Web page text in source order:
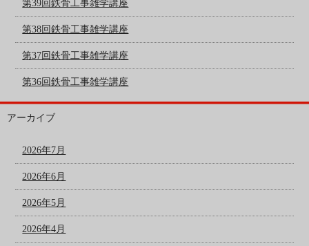
第39回鉄骨工事雑学講座
第38回鉄骨工事雑学講座
第37回鉄骨工事雑学講座
第36回鉄骨工事雑学講座
アーカイブ
2026年7月
2026年6月
2026年5月
2026年4月